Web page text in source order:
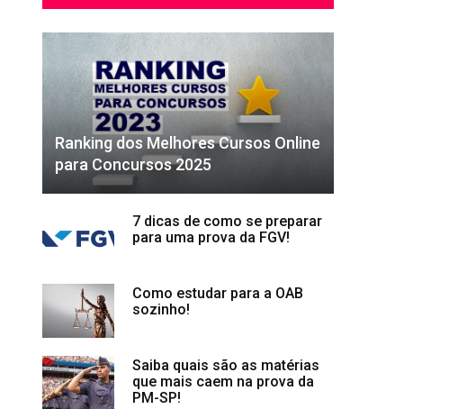
Ranking dos Melhores Cursos Online
para Concursos 2025
7 dicas de como se preparar
para uma prova da FGV!
Como estudar para a OAB
sozinho!
Saiba quais são as matérias
que mais caem na prova da
PM-SP!